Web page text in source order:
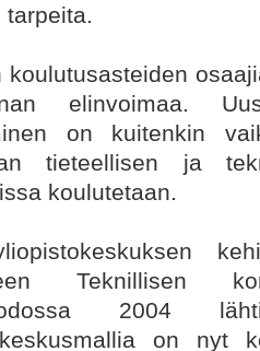
tarpeita.
koulutusasteiden
elinvoimaa.
on kuitenkin
tieteellisen ja
koulutetaan.
Teknillisen
2004
on nyt